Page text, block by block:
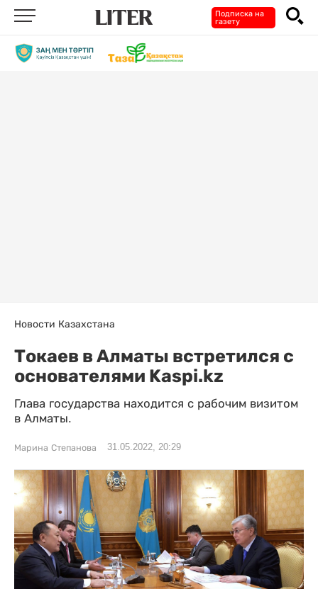
Подписка на
газету
Новости Казахстана
Токаев в Алматы встретился с
основателями Kaspi.kz
Глава государства находится с рабочим визитом
в Алматы.
Марина Степанова 31.05.2022, 20:29